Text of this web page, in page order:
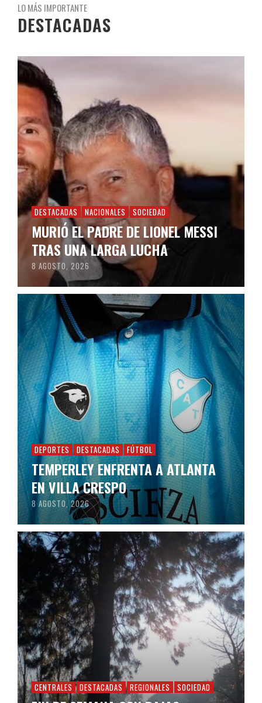
LO MÁS IMPORTANTE
DESTACADAS
DESTACADAS NACIONALES SOCIEDAD
MURIÓ EL PADRE DE LIONEL MESSI
TRAS UNA LARGA LUCHA
8 AGOSTO, 2026
DEPORTES DESTACADAS FÚTBOL
TEMPERLEY ENFRENTA A ATLANTA
EN VILLA CRESPO
8 AGOSTO, 2026
CENTRALES DESTACADAS REGIONALES SOCIEDAD